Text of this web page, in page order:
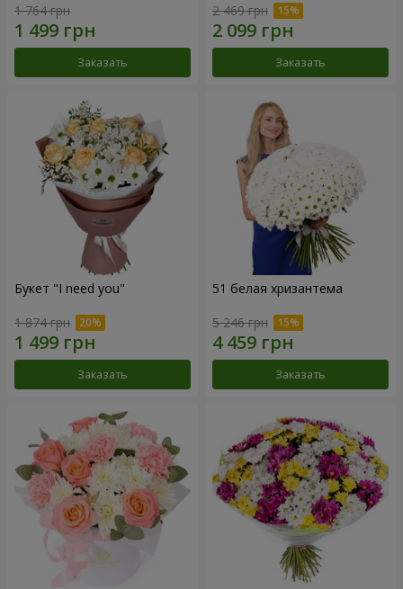
1 764 грн
Заказать
2 469 грн
Заказать
Букет "I need you"
1 874 грн
Заказать
51 белая хризантема
5 246 грн
Заказать